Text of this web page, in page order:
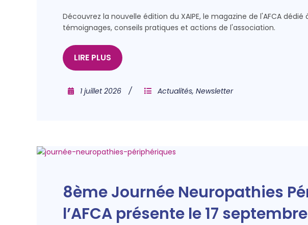
Découvrez la nouvelle édition du XAIPE, le magazine de l'AFCA
témoignages, conseils pratiques et actions de l'association.
LIRE PLUS
1 juillet 2026 Actualités, Newsletter
8ème Journée Neuropathies
l’AFCA présente le 17